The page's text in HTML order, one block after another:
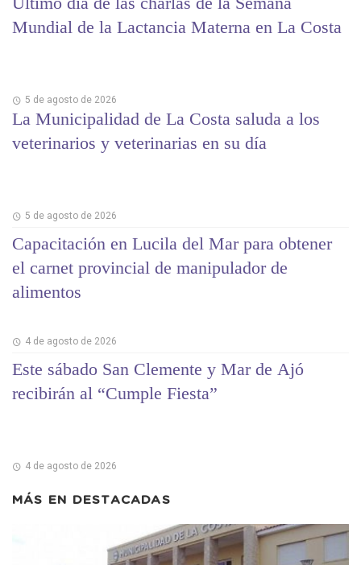
Mundial de la Lactancia Materna en La Costa
5 de agosto de 2026
La Municipalidad de La Costa saluda a los
veterinarios y veterinarias en su día
5 de agosto de 2026
Capacitación en Lucila del Mar para obtener
el carnet provincial de manipulador de
alimentos
4 de agosto de 2026
Este sábado San Clemente y Mar de Ajó
recibirán al “Cumple Fiesta”
4 de agosto de 2026
MÁS EN DESTACADAS